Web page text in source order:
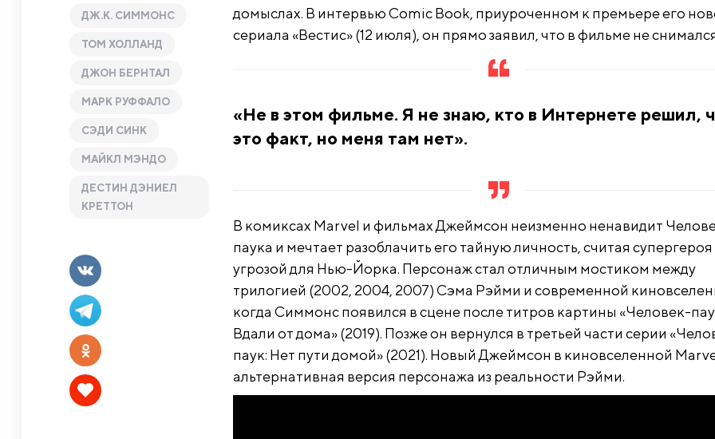
ДЖ.К. СИММОНС
ТОМ ХОЛЛАНД
ДЖОН БЕРНТАЛ
МАРК РУФФАЛО
СЭДИ СИНК
МАЙКЛ МЭНДО
ДЕСТИН ДЭНИЕЛ
КРЕТТОН
домыслах. В интервью Comic Book, приуроченном к премьере его
сериала «Вестис» (12 июля), он прямо заявил, что в фильме не
«Не в этом фильме. Я не знаю, кто в Интернете решил,
это факт, но меня там нет».
В комиксах Marvel и фильмах Джеймсон неизменно ненавидит
паука и мечтает разоблачить его тайную личность, считая супергероя
угрозой для Нью-Йорка. Персонаж стал отличным мостиком между
трилогией (2002, 2004, 2007) Сэма Рэйми и современной
когда Симмонс появился в сцене после титров картины «Человек-
Вдали от дома» (2019). Позже он вернулся в третьей части серии
паук: Нет пути домой» (2021). Новый Джеймсон в киновселенной
альтернативная версия персонажа из реальности Рэйми.